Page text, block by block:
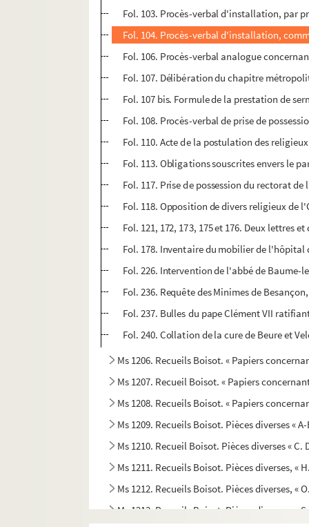
Fol. 103. Procès-verbal d'installation, par
Fol. 104. Procès-verbal d'installation,
Fol. 106. Procès-verbal analogue
Fol. 107. Délibération du chapitre
Fol. 107 bis. Formule de la prestation de
Fol. 108. Procès-verbal de prise de
Fol. 110. Acte de la postulation des
Fol. 113. Obligations souscrites envers le
Fol. 117. Prise de possession du rectorat
Fol. 118. Opposition de divers religieux de
Fol. 121, 172, 173, 175 et 176. Deux lettres
Fol. 178. Inventaire du mobilier de
Fol. 226. Intervention de l'abbé de Baume-
Fol. 236. Requête des Minimes de
Fol. 237. Bulles du pape Clément VII
Fol. 240. Collation de la cure de Beure et
Ms 1206. Recueils Boisot. « Papiers
Ms 1207. Recueil Boisot. « Papiers
Ms 1208. Recueils Boisot. « Papiers
Ms 1209. Recueils Boisot. Pièces diverses « A-
Ms 1210. Recueil Boisot. Pièces diverses « C.
Ms 1211. Recueils Boisot. Pièces diverses, «
Ms 1212. Recueils Boisot. Pièces diverses, «
Ms 1213. Recueils Boisot. Pièces diverses, « S.